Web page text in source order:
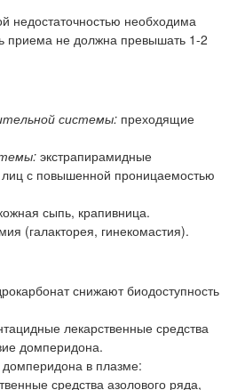
недостаточностью необходима
приема не должна превышать 1-2
системы: преходящие
экстрапирамидные
лиц с повышенной проницаемостью
сыпь, крапивница.
(галакторея, гинекомастия).
снижают биодоступность
лекарственные средства
домперидона.
в плазме:
средства азолового ряда,